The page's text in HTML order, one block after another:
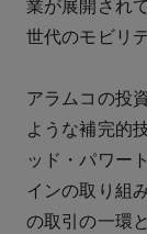
業が展開され
世代のモビリ
アラムコの投
ような補完的
ッド・パワー
インの取り組
の取引の一環